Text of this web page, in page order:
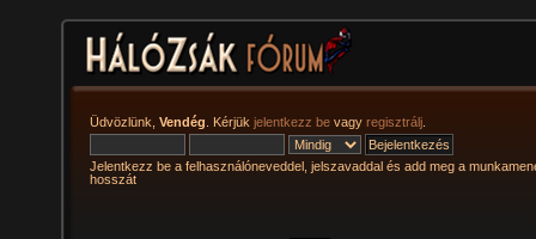
Üdvözlünk, Vendég . Kérjük jelentkezz be vagy regisztrálj
Jelentkezz be a felhasználóneveddel, jelszavaddal és add meg a
hosszát